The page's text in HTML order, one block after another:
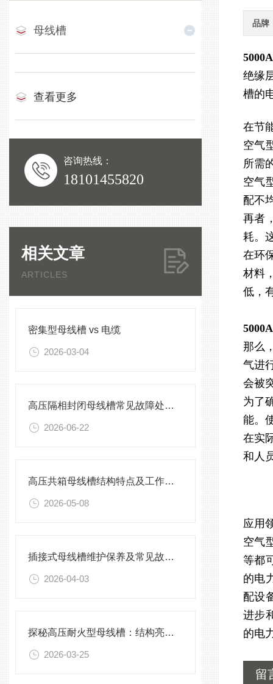
母线槽
查看更多
咨询热线：
18101455820
相关文章
ARTICLES
密集型母线槽 vs 电缆
2026-03-04
高压隔相封闭母线槽常见故障处理方案
2026-06-22
高压共箱母线槽结构特点及工作原理
2026-05-08
插接式母线槽维护保养及常见故障处理指南
2026-04-03
探秘高压耐火型母线槽：结构亮点与实用效能
2026-03-25
品牌
绝缘
槽的
在节
空气
所需
空气
配不
再者
耗。
在环
材料
低，
那么
气进
会被
为了
能。
在实
和人
应用
空气
等都
的电
配设
进步
的电
留